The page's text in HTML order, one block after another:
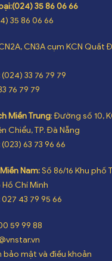
(024) 35 86 06 66
35 86 06 66
CN3A cụm KCN Quất
(024) 33 76 79 79
76 79 79
Miền Trung: Đường số 10,
Chiểu, TP. Đà Nẵng
(023) 63 73 96 66
Nam:Số 86/16 Khu phố
Chí Minh
027 43 79 95 66
59 99 88
bảo mật và điều khoản